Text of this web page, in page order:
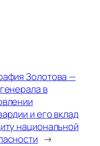
Золотова —
в
и его вклад
национальной
→